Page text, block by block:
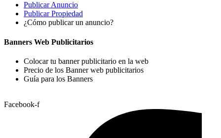
Publicar Anuncio
Publicar Propiedad
¿Cómo publicar un anuncio?
Banners Web Publicitarios
Colocar tu banner publicitario en la web
Precio de los Banner web publicitarios
Guía para los Banners
Facebook-f